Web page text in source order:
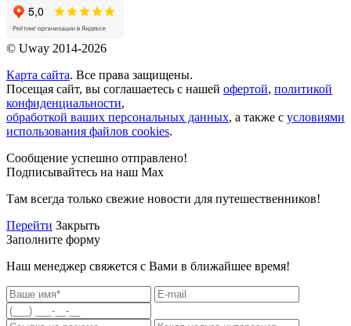
© Uway 2014-2026
Карта сайта. Все права защищены.
Посещая сайт, вы соглашаетесь с нашей офертой, политикой
конфиденциальности,
обработкой ваших персональных данных, а также с условиями
использования файлов cookies.
Сообщение успешно отправлено!
Подписывайтесь на наш Max
Там всегда только свежие новости для путешественников!
Перейти Закрыть
Заполните форму
Наш менеджер свяжется с Вами в ближайшее время!